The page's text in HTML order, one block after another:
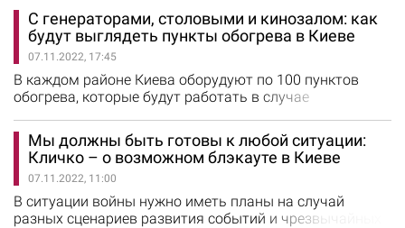
городского совета. Автор петиции отмечает, что
Рождество и Новый год в условиях войны – это не
прихоть, а вызов российского агрессора, который
намеревается отнять украинскую идентичность и
праздники. "Более того, нам,…
С генераторами, столовыми и кинозалом: как
будут выглядеть пункты обогрева в Киеве
07.11.2022, 17:45
В каждом районе Киева оборудуют по 100 пунктов
обогрева, которые будут работать в случае
директор Департамента муниципальной безопасности
Роман Ткачук. Всего в Киеве планируется обустроить
около тысячи таких пунктов. Все пункты обогрева
будут оборудованы на базе социальных объектов.
Роман Ткачук отметил, что во всех…
Мы должны быть готовы к любой ситуации:
Кличко – о возможном блэкауте в Киеве
07.11.2022, 11:00
В ситуации войны нужно иметь планы на случай
разных сценариев развития событий и чрезвычайных